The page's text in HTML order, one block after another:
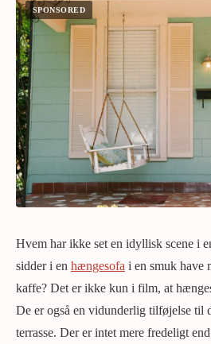
Hvem har ikke set en idyllisk scene i
sidder i en hængesofa i en smuk have
kaffe? Det er ikke kun i film, at
De er også en vidunderlig tilføjelse til
terrasse. Der er intet mere fredeligt